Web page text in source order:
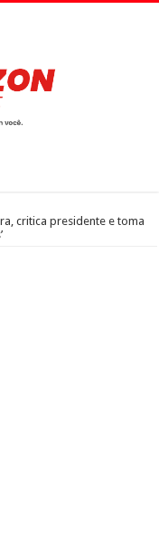
critica presidente e toma